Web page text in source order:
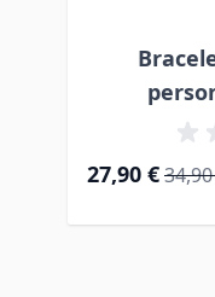
Prix Spécial
27,90 € Prix